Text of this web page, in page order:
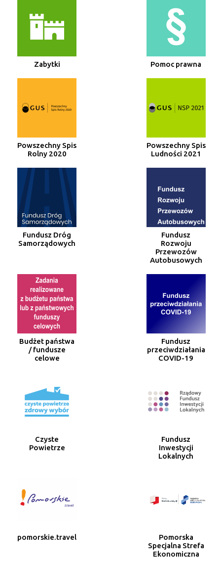
Zabytki Pomoc prawna
Powszechny Spis
Rolny 2020
Powszechny Spis
Ludności 2021
Fundusz Dróg
Samorządowych
Fundusz
Rozwoju
Przewozów
Autobusowych
Budżet państwa
/ fundusze
celowe
Fundusz
przeciwdziałania
COVID-19
Czyste
Powietrze
Fundusz
Inwestycji
Lokalnych
pomorskie.travel
Pomorska
Specjalna Strefa
Ekonomiczna